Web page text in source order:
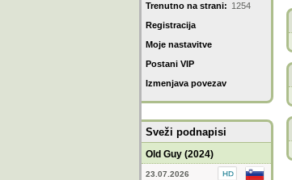
Trenutno na strani: 1254
Registracija
Moje nastavitve
Postani VIP
Izmenjava povezav
Sveži podnapisi
Old Guy (2024)
23.07.2026